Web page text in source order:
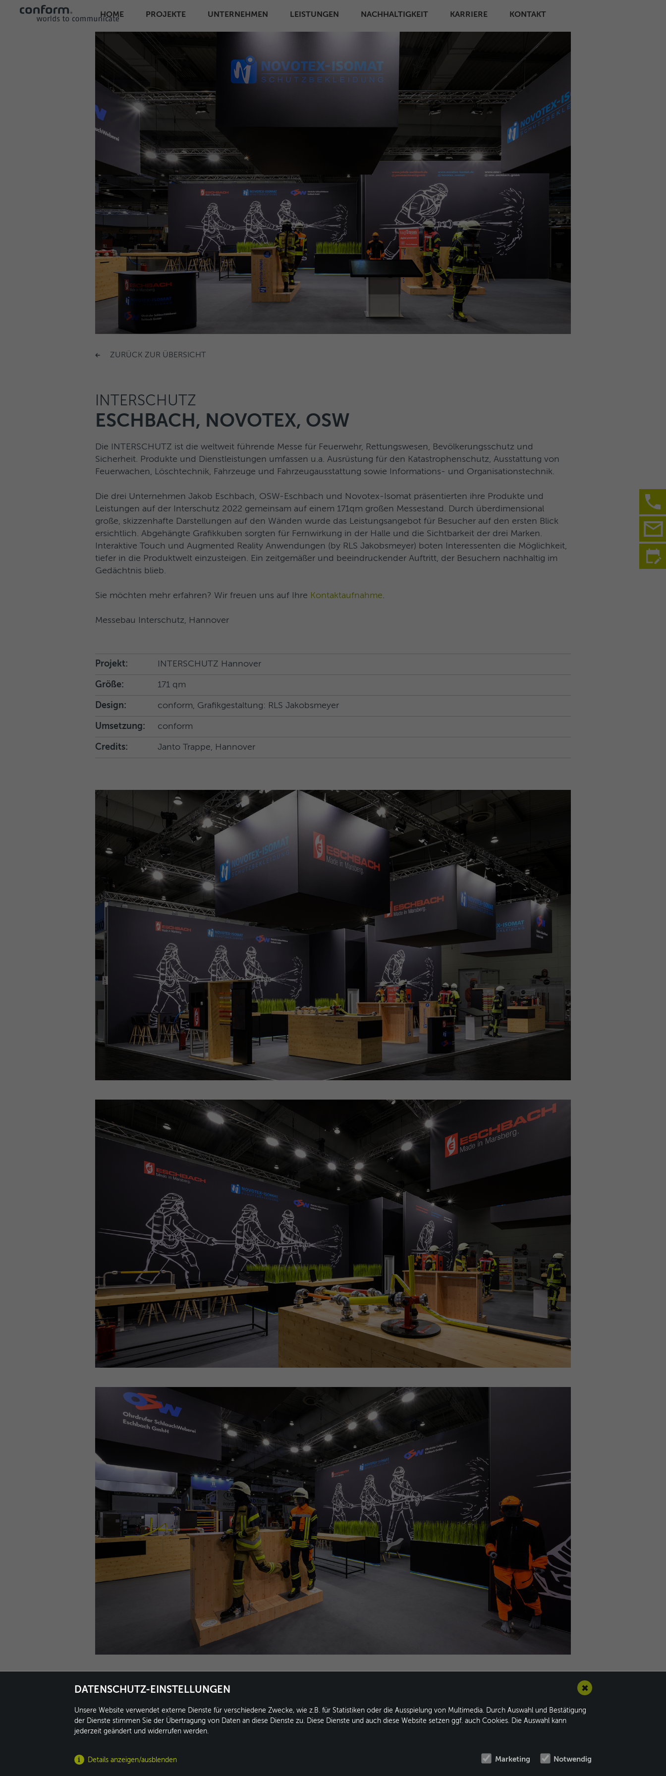
HOME PROJEKTE UNTERNEHMEN LEISTUNGEN NACHHALTIGKEIT KARRIERE KONTAKT
ZURÜCK ZUR ÜBERSICHT
INTERSCHUTZ
ESCHBACH, NOVOTEX, OSW
Die INTERSCHUTZ ist die weltweit führende Messe für Feuerwehr, Rettungswesen, Bevölkerungsschutz und
Sicherheit. Produkte und Dienstleistungen umfassen u.a. Ausrüstung für den Katastrophenschutz, Ausstattung von
Feuerwachen, Löschtechnik, Fahrzeuge und Fahrzeugausstattung sowie Informations- und Organisationstechnik.
Die drei Unternehmen Jakob Eschbach, OSW-Eschbach und Novotex-Isomat präsentierten ihre Produkte und
Leistungen auf der Interschutz 2022 gemeinsam auf einem 171qm großen Messestand. Durch überdimensional
große, skizzenhafte Darstellungen auf den Wänden wurde das Leistungsangebot für Besucher auf den ersten Blick
ersichtlich. Abgehängte Grafikkuben sorgten für Fernwirkung in der Halle und die Sichtbarkeit der drei Marken.
Interaktive Touch und Augmented Reality Anwendungen (by RLS Jakobsmeyer) boten Interessenten die Möglichkeit,
tiefer in die Produktwelt einzusteigen. Ein zeitgemäßer und beeindruckender Auftritt, der Besuchern nachhaltig im
Gedächtnis blieb.
Sie möchten mehr erfahren? Wir freuen uns auf Ihre Kontaktaufnahme.
Messebau Interschutz, Hannover
Projekt: INTERSCHUTZ Hannover
Größe: 171 qm
Design: conform, Grafikgestaltung: RLS Jakobsmeyer
Umsetzung: conform
Credits: Janto Trappe, Hannover
conform GmbH
AGB
DATENSCHUTZ-EINSTELLUNGEN
Unsere Website verwendet externe Dienste für verschiedene Zwecke, wie z.B. für Statistiken oder die Ausspielung von Multimedia. Durch Auswahl und Bestätigung
der Dienste stimmen Sie der Übertragung von Daten an diese Dienste zu. Diese Dienste und auch diese Website setzen ggf. auch Cookies. Die Auswahl kann
jederzeit geändert und widerrufen werden.
Marketing Notwendig
Details anzeigen/ausblenden
✖